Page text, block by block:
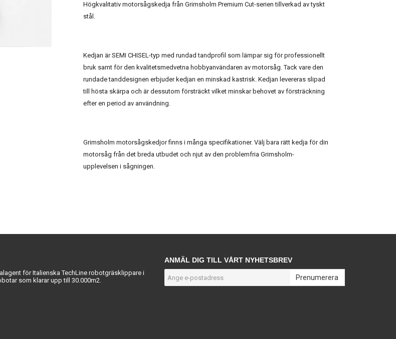
Högkvalitativ motorsågskedja från Grimsholm Premium Cut-serien tillverkad av tyskt
stål.
Kedjan är SEMI CHISEL-typ med rundad tandprofil som lämpar sig för professionellt
bruk samt för den kvalitetsmedvetna hobbyanvändaren av motorsåg. Tack vare den
rundade tanddesignen erbjuder kedjan en minskad kastrisk. Kedjan levereras slipad
till hösta skärpa och är dessutom försträckt vilket minskar behovet av försträckning
efter en period av användning.
Grimsholm motorsågskedjor finns i många specifikationer. Välj bara rätt kedja för din
motorsåg från det breda utbudet och njut av den problemfria Grimsholm-
upplevelsen i sågningen.
för Italienska TechLine robotgräsklippare i
som klarar upp till 30.000m2.
ANMÄL DIG TILL VÅRT NYHETSBREV
Prenumerera